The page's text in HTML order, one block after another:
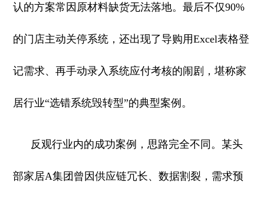
认的方案常因原材料缺货无法落地。最后不仅90%
的门店主动关停系统，还出现了导购用Excel表格登
记需求、再手动录入系统应付考核的闹剧，堪称家
居行业“选错系统毁转型”的典型案例。
反观行业内的成功案例，思路完全不同。某头
部家居A集团曾因供应链冗长、数据割裂，需求预